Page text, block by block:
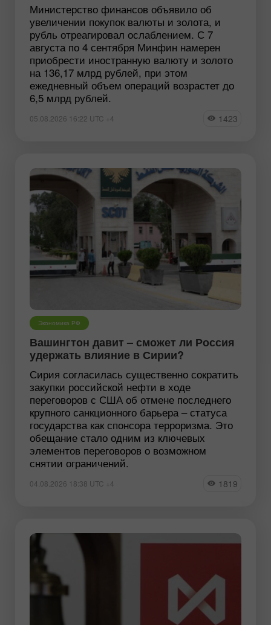
Министерство финансов объявило об
увеличении покупок валюты и золота, и
рубль отреагировал ослаблением. С 7
августа по 4 сентября Минфин намерен
приобрести иностранную валюту и золото
на 136,17 млрд рублей, при этом
ежедневный объем операций возрастет до
6,5 млрд рублей.
05.08.2026 16:22 UTC +4 1423
Экономика РФ
Вашингтон давит – сможет ли Россия
удержать влияние в Сирии?
Сирия согласилась существенно сократить
закупки российской нефти в ходе
переговоров с США об отмене последнего
крупного санкционного барьера – статуса
государства как спонсора терроризма. Это
обещание стало одним из ключевых
элементов переговоров о возможном
снятии ограничений.
04.08.2026 18:38 UTC +4 1819